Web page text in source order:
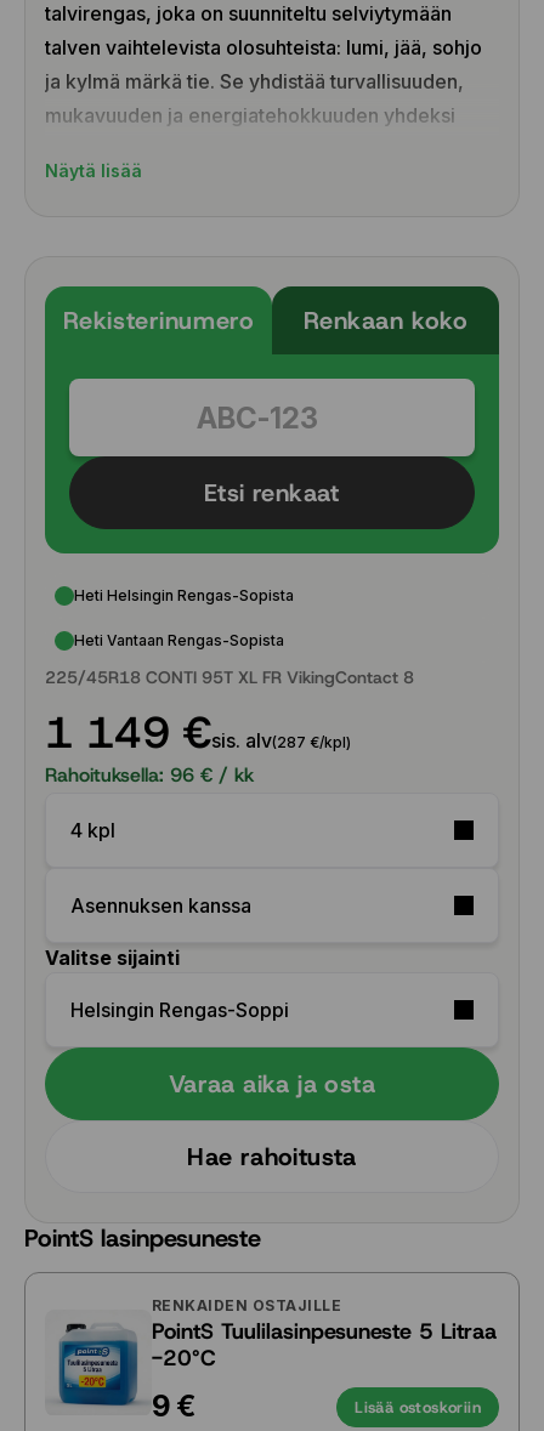
talvirengas, joka on suunniteltu selviytymään
talven vaihtelevista olosuhteista: lumi, jää, sohjo
ja kylmä märkä tie. Se yhdistää turvallisuuden,
mukavuuden ja energiatehokkuuden yhdeksi
talvirenkaan myös sähköautoille.
• Kolmikerroksinen lamellirakenne parantaa pitoa
ja hallittavuutta lumessa ja jäällä
• Uuden sukupolven Nordic-kumiseos vähentää
vierintävastusta ja parantaa energiatehokkuutta
• Kehittynyt pintakuvio tarjoaa erinomaisen
melunhallinnan ja hiljaisen ajokokemuksen
vaihtelevissa talviolosuhteissa
• Suunniteltu mukavaan ja turvalliseen
päivittäiseen talviajoon
Näytä lisää
Rekisterinumero Renkaan koko
Etsi renkaat
Heti Helsingin Rengas-Sopista
Heti Vantaan Rengas-Sopista
225/45R18 CONTI 95T XL FR VikingContact 8
1 149 €sis. alv(287 €/kpl)
Rahoituksella: 96 € / kk
4 kpl
Asennuksen kanssa
Valitse sijainti
Helsingin Rengas-Soppi
Varaa aika ja osta
Hae rahoitusta
PointS lasinpesuneste
RENKAIDEN OSTAJILLE
PointS Tuulilasinpesuneste 5 Litraa
-20°C
9 € Lisää ostoskoriin